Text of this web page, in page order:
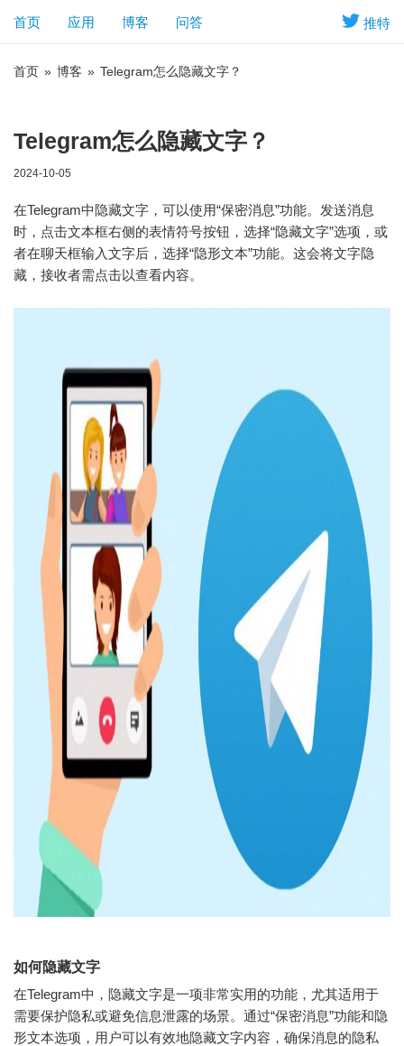
推特
首页 应用 博客 问答
首页 » 博客 » Telegram怎么隐藏文字？
Telegram怎么隐藏文字？
2024-10-05
在Telegram中隐藏文字，可以使用“保密消息”功能。发送消息
时，点击文本框右侧的表情符号按钮，选择“隐藏文字”选项，或
者在聊天框输入文字后，选择“隐形文本”功能。这会将文字隐
藏，接收者需点击以查看内容。
如何隐藏文字
在Telegram中，隐藏文字是一项非常实用的功能，尤其适用于
需要保护隐私或避免信息泄露的场景。通过“保密消息”功能和隐
形文本选项，用户可以有效地隐藏文字内容，确保消息的隐私